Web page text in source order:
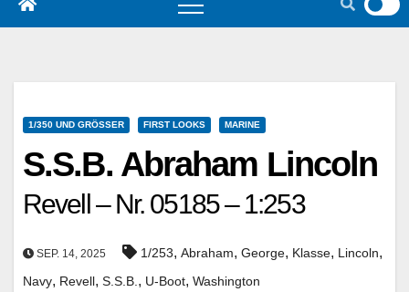
1/350 UND GRÖSSER FIRST LOOKS MARINE
S.S.B. Abraham Lincoln
Revell – Nr. 05185 – 1:253
SEP. 14, 2025 1/253, Abraham, George, Klasse, Lincoln,
Navy, Revell, S.S.B. , U-Boot, Washington